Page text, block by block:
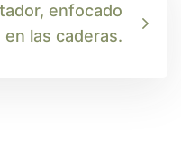
enfocado
en las caderas.